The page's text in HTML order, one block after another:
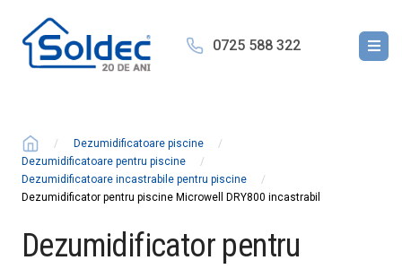
0725 588 322
Dezumidificatoare piscine
Dezumidificatoare pentru piscine
Dezumidificatoare incastrabile pentru piscine
Dezumidificator pentru piscine Microwell DRY800 incastrabil
Dezumidificator pentru